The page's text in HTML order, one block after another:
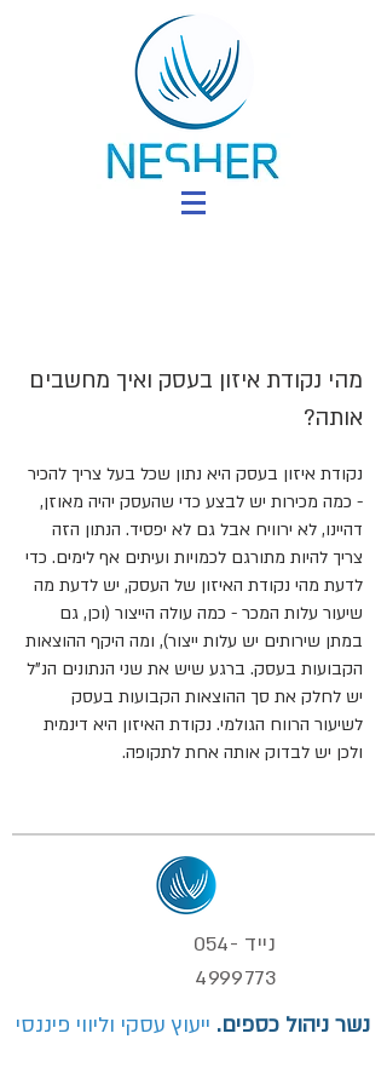
מהי נקודת איזון בעסק ואיך מחשבים
אותה?
נקודת איזון בעסק היא נתון שכל בעל צריך להכיר
- כמה מכירות יש לבצע כדי שהעסק יהיה מאוזן,
דהיינו, לא ירוויח אבל גם לא יפסיד. הנתון הזה
צריך להיות מתורגם לכמויות ועיתים אף לימים. כדי
לדעת מהי נקודת האיזון של העסק, יש לדעת מה
שיעור עלות המכר - כמה עולה הייצור (וכן, גם
במתן שירותים יש עלות ייצור), ומה היקף ההוצאות
הקבועות בעסק. ברגע שיש את שני הנתונים הנ"ל
יש לחלק את סך ההוצאות הקבועות בעסק
לשיעור הרווח הגולמי. נקודת האיזון היא דינמית
ולכן יש לבדוק אותה אחת לתקופה.
נייד 054-
4999773
נשר ניהול כספים. ייעוץ עסקי וליווי פיננסי